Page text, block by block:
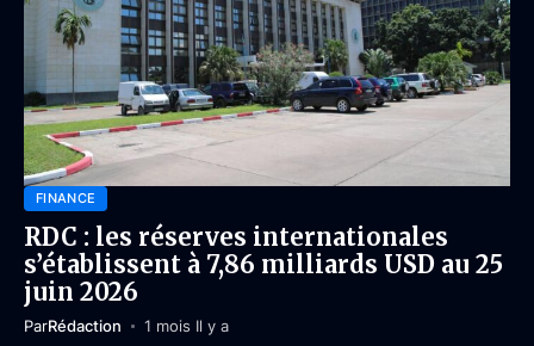
FINANCE
RDC : les réserves internationales
s’établissent à 7,86 milliards USD au 25
juin 2026
ParRédaction 1 mois Il y a